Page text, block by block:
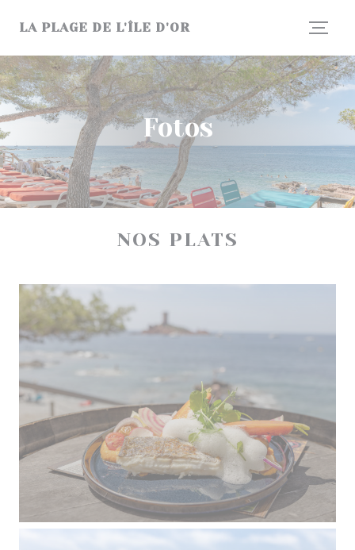
LA PLAGE DE L'ÎLE D'OR
Fotos
NOS PLATS